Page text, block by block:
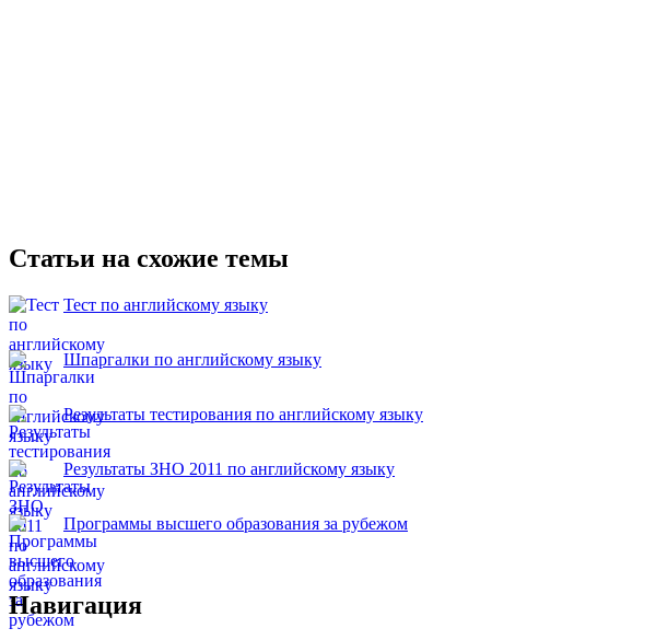
Статьи на схожие темы
Тест по английскому языку
Шпаргалки по английскому языку
Результаты тестирования по английскому языку
Результаты ЗНО 2011 по английскому языку
Программы высшего образования за рубежом
Навигация